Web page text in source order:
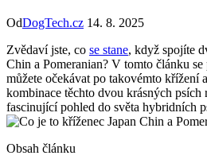
OdDogTech.cz 14. 8. 2025
Zvědaví‌ jste,⁢ co se stane, když spojíte
Chin a Pomeranian? V tomto článku
můžete očekávat po ⁤takovémto křížení
kombinace těchto​ dvou⁤ krásných psích
⁤fascinující pohled do světa​ hybridních
Obsah článku